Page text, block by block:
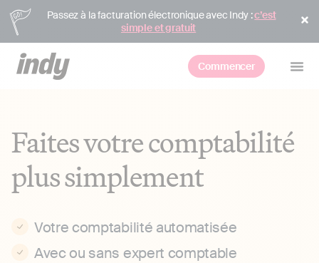
Passez à la facturation électronique avec Indy :c’est
simple et gratuit
Commencer
Faites votre comptabilité
plus simplement
Votre comptabilité automatisée
Avec ou sans expert comptable